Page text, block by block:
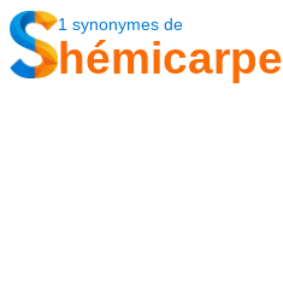
1 synonymes de
hémicarpe